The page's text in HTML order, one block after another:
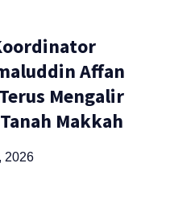
Affan
Mengalir
Makkah
2026